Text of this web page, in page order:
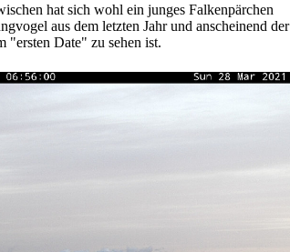
hat sich wohl ein junges Falkenpärchen
aus dem letzten Jahr und anscheinend der
"ersten Date" zu sehen ist.